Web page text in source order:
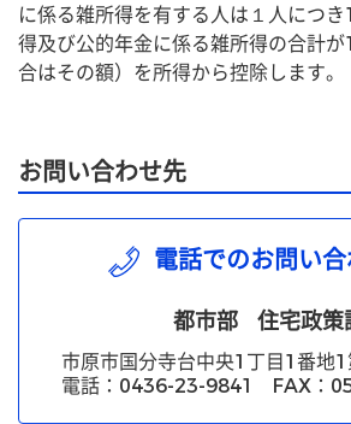
に係る雑所得を有する人は１人につ
得及び公的年金に係る雑所得の合計
合はその額）を所得から控除します。
お問い合わせ先
電話でのお問い
都市部 住宅政策
市原市国分寺台中央1丁目1番地
電話：0436-23-9841 FAX：